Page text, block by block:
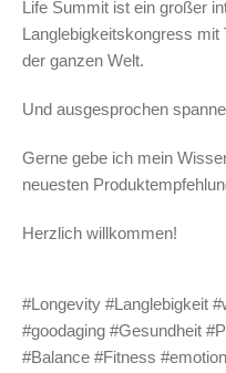
Life Summit ist ein großer
Langlebigkeitskongress mit
der ganzen Welt.
Und ausgesprochen
Gerne gebe ich mein
neuesten
Herzlich willkommen!
#Longevity #Langlebigkeit
#goodaging #Gesundheit
#Balance #Fitness